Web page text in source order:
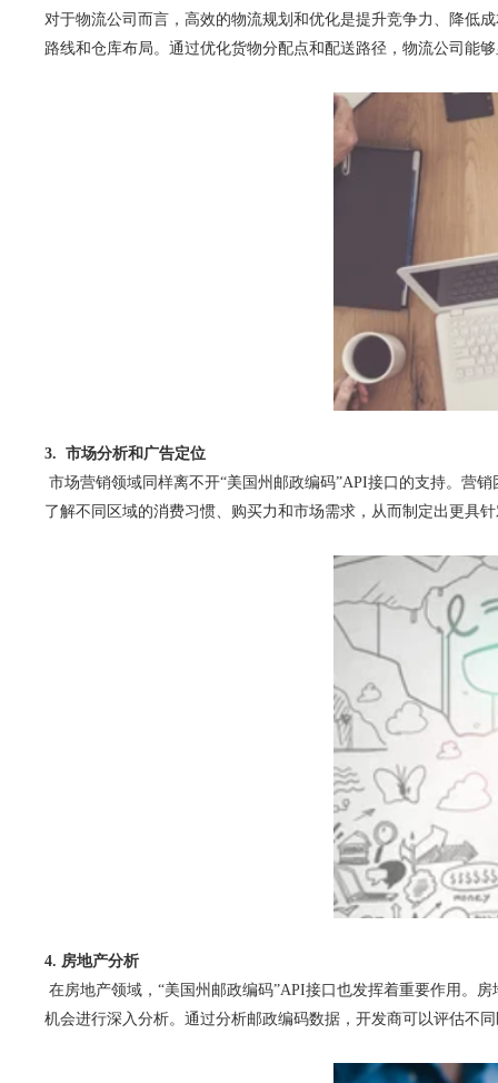
对于物流公司而言，高效的物流规划和优化是提升竞争力、降低
路线和仓库布局。通过优化货物分配点和配送路径，物流公司能
3. 市场分析和广告定位
市场营销领域同样离不开“美国州邮政编码”API接口的支持。营
了解不同区域的消费习惯、购买力和市场需求，从而制定出更具
4. 房地产分析
在房地产领域，“美国州邮政编码”API接口也发挥着重要作用。
机会进行深入分析。通过分析邮政编码数据，开发商可以评估不